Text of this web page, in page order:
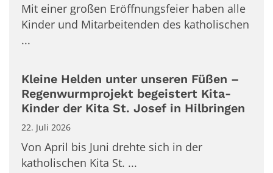
Mit einer großen Eröffnungsfeier haben alle
Kinder und Mitarbeitenden des katholischen
...
Kleine Helden unter unseren Füßen –
Regenwurmprojekt begeistert Kita-
Kinder der Kita St. Josef in Hilbringen
22. Juli 2026
Von April bis Juni drehte sich in der
katholischen Kita St. ...